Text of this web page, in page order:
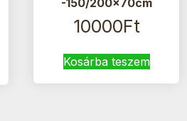
10000Ft
Kosárba teszem